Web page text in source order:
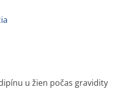
u žien počas gravidity